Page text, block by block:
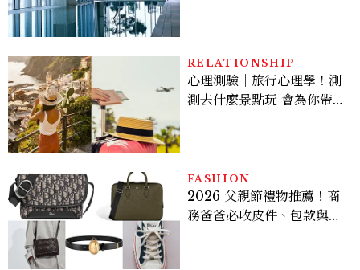
RELATIONSHIP
心理測驗｜旅行心理學！測
測去什麼景點玩 會為你帶來
FASHION
2026 父親節禮物推薦！商
務爸爸必收皮件、包款與鞋